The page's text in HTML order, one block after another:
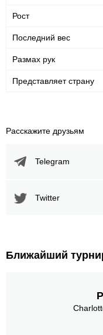
Рост
Последний вес
Размах рук
Представляет страну
Расскажите друзьям
Telegram
Twitter
Ближайший